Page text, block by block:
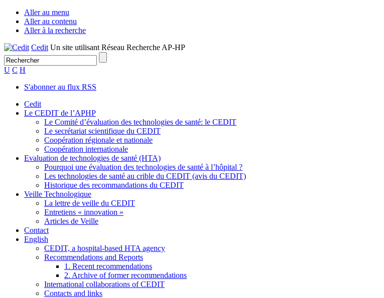
Aller au menu
Aller au contenu
Aller à la recherche
Cedit Un site utilisant Réseau Recherche AP-HP
U C H
S'abonner au flux RSS
Cedit
Le CEDIT de l’APHP
Le Comité d’évaluation des technologies de santé: le CEDIT
Le secrétariat scientifique du CEDIT
Coopération régionale et nationale
Coopération internationale
Evaluation de technologies de santé (HTA)
Pourquoi une évaluation des technologies de santé à l’hôpital ?
Les technologies de santé au crible du CEDIT (avis du CEDIT)
Historique des recommandations du CEDIT
Veille Technologique
La lettre de veille du CEDIT
Entretiens « innovation »
Articles de Veille
Contact
English
CEDIT, a hospital-based HTA agency
Recommendations and Reports
1. Recent recommendations
2. Archive of former recommendations
International collaborations of CEDIT
Contacts and links